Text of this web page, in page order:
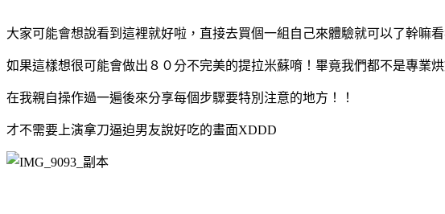
大家可能會想說看到這裡就好啦，直接去買個一組自己來體驗就可以了幹嘛看
如果這樣想很可能會做出８０分不完美的提拉米蘇唷！畢竟我們都不是專業烘
在我親自操作過一遍後來分享每個步驟要特別注意的地方！！
才不需要上演拿刀逼迫男友說好吃的畫面XDDD